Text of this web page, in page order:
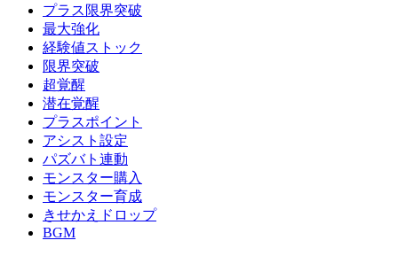
プラス限界突破
最大強化
経験値ストック
限界突破
超覚醒
潜在覚醒
プラスポイント
アシスト設定
パズバト連動
モンスター購入
モンスター育成
きせかえドロップ
BGM